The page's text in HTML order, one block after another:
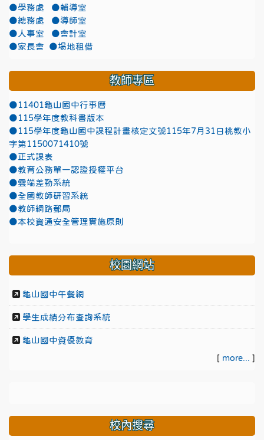
●學務處
●輔導室
●總務處
●導師室
●人事室
●會計室
●家長會
●場地租借
教師專區
●11401龜山國中行事曆
●115學年度教科書版本
●115學年度龜山國中課程計畫核定文號115年7月31日桃教小
字第1150071410號
●正式課表
●教育公務單一認證授權平台
●雲端差勤系統
●全國教師研習系統
●教師網路郵局
●本校資通安全管理實施原則
校園網站
龜山國中午餐網
學生成績分布查詢系統
龜山國中資優教育
[ more... ]
校內搜尋